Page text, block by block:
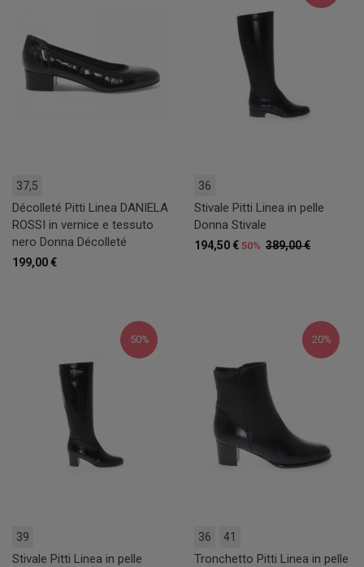
37,5
Décolleté Pitti Linea DANIELA
ROSSI in vernice e tessuto
nero Donna Décolleté
199,00 €
36
Stivale Pitti Linea in pelle
Donna Stivale
389,00 €
194,50 € 50%
50%
39
Stivale Pitti Linea in pelle
20%
36 41
Tronchetto Pitti Linea in pelle